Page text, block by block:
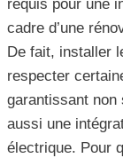
requis pour une
cadre d’une
De fait, installer
respecter
garantissant non
aussi une
électrique. Pour